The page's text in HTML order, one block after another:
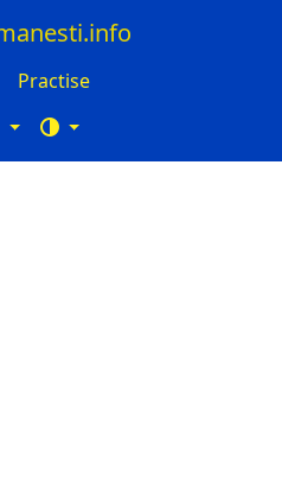
Practise